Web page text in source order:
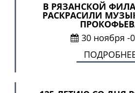
В РЯЗАНСКОЙ
РАСКРАСИЛИ
30 ноября -